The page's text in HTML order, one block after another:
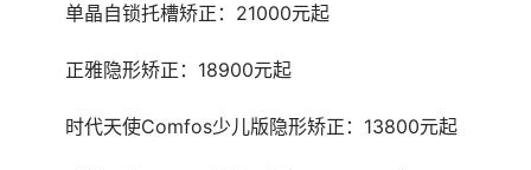
	单晶自锁托槽矫正：21000元起
	正雅隐形矫正：18900元起
	时代天使Comfos少儿版隐形矫正：13800元起